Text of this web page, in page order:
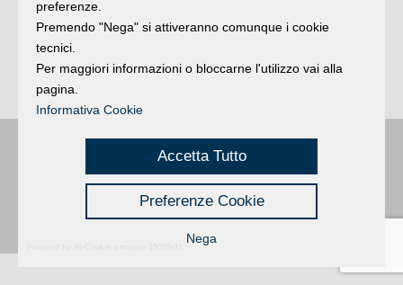
insolazione della giornata (usualmente tra le 12 e le
17). Tutti evitino di svolgere attività fisica molto
intensa all´aperto nelle ore più calde e di massima
insolazione della giornata.
é una testata registrata presso il Tribunale di Rimini
Privacy Credits
preferenze.
Premendo "Nega" si attiveranno comunque i cookie
tecnici.
Per maggiori informazioni o bloccarne l'utilizzo vai alla
pagina.
Informativa Cookie
Accetta Tutto
Preferenze Cookie
Nega